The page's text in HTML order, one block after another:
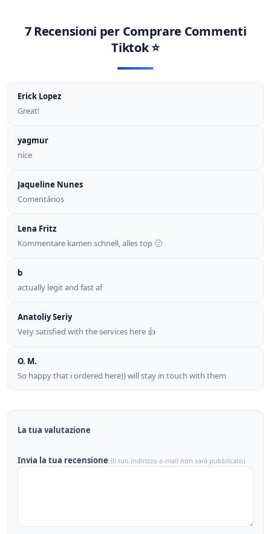
7 Recensioni per Comprare Commenti
Tiktok⭐
Erick Lopez
Great!
yagmur
nice
Jaqueline Nunes
Comentários
Lena Fritz
Kommentare kamen schnell, alles top 🙂
b
actually legit and fast af
Anatoliy Seriy
Very satisfied with the services here 👍
O. M.
So happy that i ordered here)) will stay in touch with them
La tua valutazione
Invia la tua recensione (Il tuo indirizzo e-mail non sarà pubblicato)